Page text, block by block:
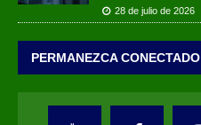
28 de julio de 2026
PERMANEZCA CONECTADO